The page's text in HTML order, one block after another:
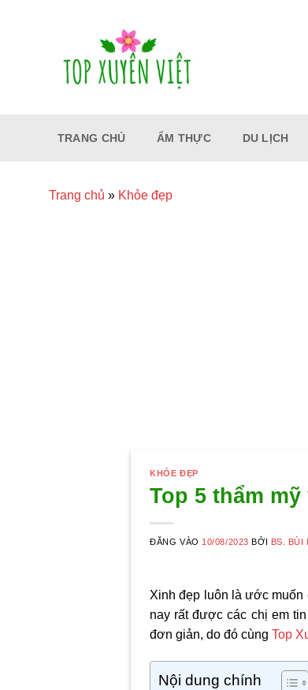
TRANG CHỦ ẨM THỰC DU LỊCH
Trang chủ » Khỏe đẹp
KHỎE ĐẸP
Top 5 thẩm
ĐĂNG VÀO 10/08/2023 BỞI BS. BÙI
Xinh đẹp luôn là ước muốn
nay rất được các chị em
đơn giản, do đó cùngTop
Nội dung chính